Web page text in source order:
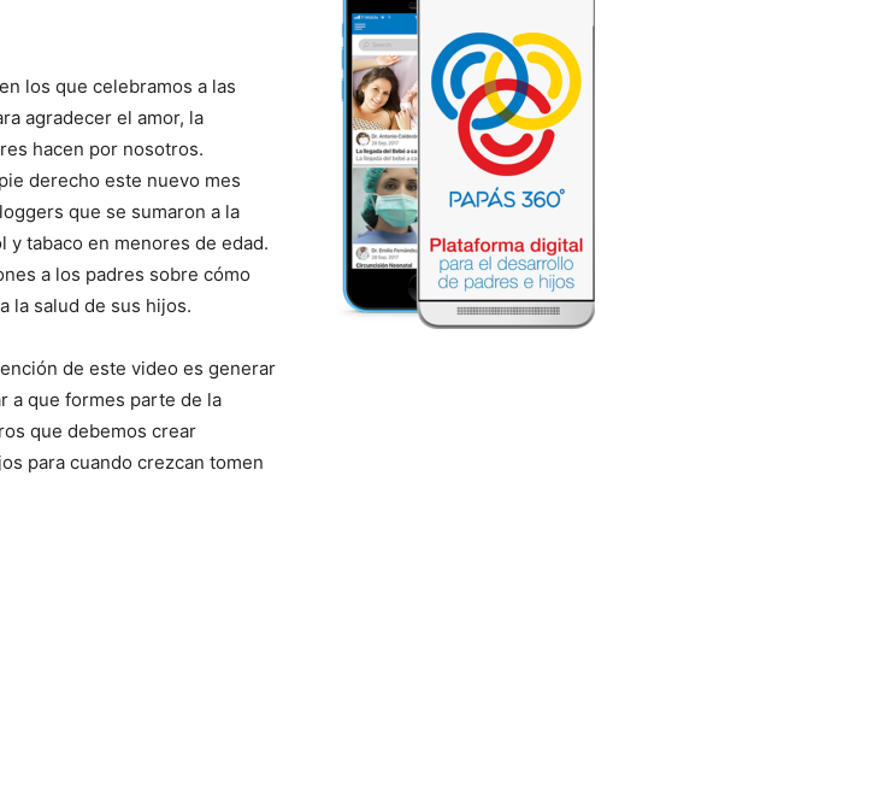
los que celebramos a las
agradecer el amor, la
hacen por nosotros.
derecho este nuevo mes
que se sumaron a la
y tabaco en menores de edad.
a los padres sobre cómo
la salud de sus hijos.
de este video es generar
a que formes parte de la
que debemos crear
para cuando crezcan tomen